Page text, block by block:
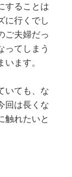
することは
に行くでし
ご夫婦だっ
ってしまう
ます。
いても、な
回は長くな
触れたいと